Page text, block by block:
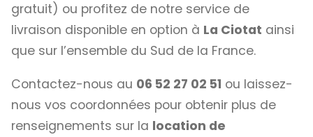
gratuit) ou profitez de notre service de
livraison disponible en option à La Ciotat ainsi
que sur l’ensemble du Sud de la France.
Contactez-nous au 06 52 27 02 51 ou laissez-
nous vos coordonnées pour obtenir plus de
renseignements sur la location de